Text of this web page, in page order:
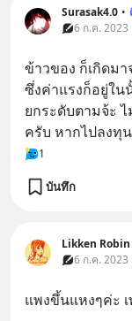
Surasak4.0 •
6 ก.ค. 2023
ข้าวของ ก็เกิดม
ซึ่งค่าแรงก็อยู่ใน
ยกระดับตามจ้ะ
ครับ หากไปลงทุ
1
บันทึก
Likken Robin
6 ก.ค. 2023
แพงขึ้นแหงๆค่ะ